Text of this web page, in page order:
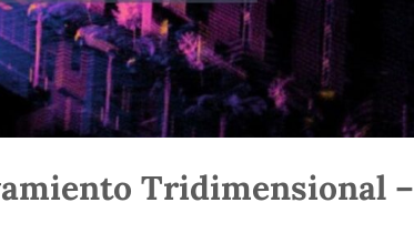
Tridimensional –